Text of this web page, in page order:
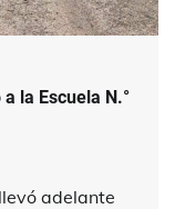
la Escuela N.°
adelante